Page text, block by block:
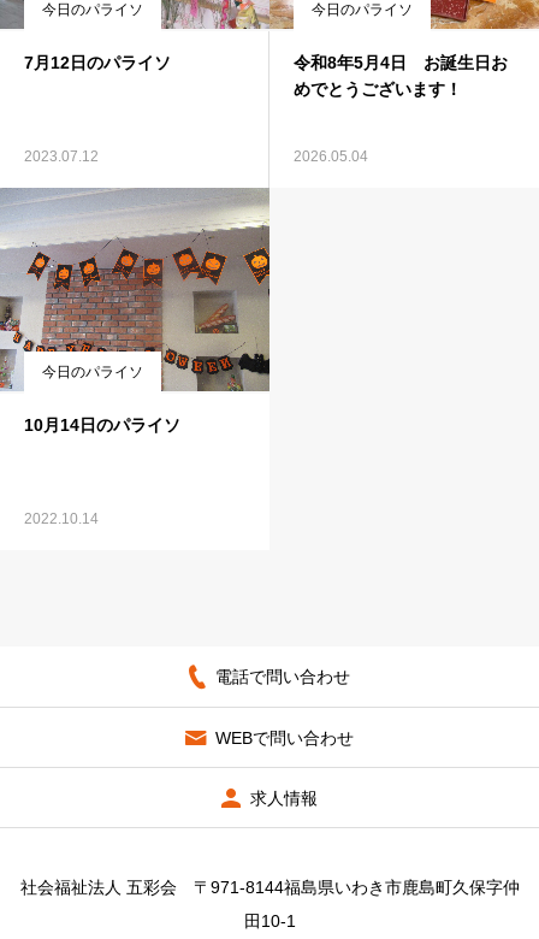
今日のパライソ
7月12日のパライソ
2023.07.12
今日のパライソ
令和8年5月4日 お誕生日お
めでとうございます！
2026.05.04
今日のパライソ
10月14日のパライソ
2022.10.14
電話で問い合わせ
WEBで問い合わせ
求人情報
社会福祉法人 五彩会 〒971-8144福島県いわき市鹿島町久保字仲
田10-1